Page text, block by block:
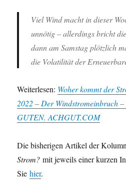
Viel Wind macht in dieser
unnötig – allerdings bricht
dann am Samstag plötzlich
die Volatilität der
Weiterlesen: Woher kommt der
2022 – Der Windstromeinbruch
GUTEN. ACHGUT.COM
Die bisherigen Artikel der
Strom? mit jeweils einer kurzen
Siehier.